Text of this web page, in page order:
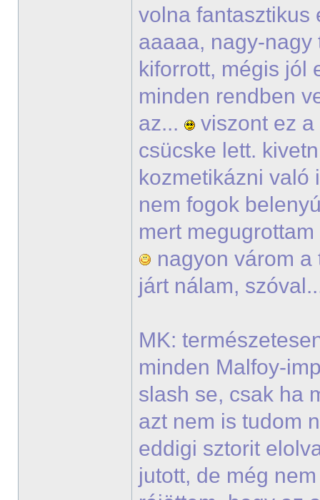
volna fantasztikus
aaaaa, nagy-nagy
kiforrott, mégis jól
minden rendben
az...
viszont ez
csücske lett.
kozmetikázni való
nem fogok
mert
nagyon várom
járt nálam,
MK:
minden Malfoy-
slash se, csak ha
azt nem is tudom
eddigi sztorit
jutott, de még